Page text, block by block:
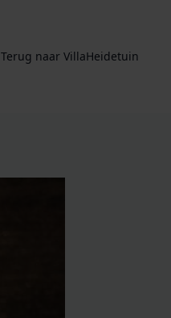
Terug naar VillaHeidetuin